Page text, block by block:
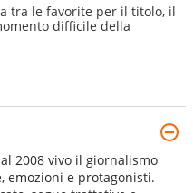
tra le favorite per il titolo, il
difficile della
2008 vivo il giornalismo
emozioni e protagonisti.